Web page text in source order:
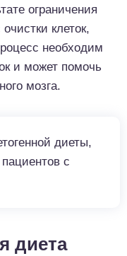
ограничения
клеток,
необходим
и может помочь
мозга.
диеты,
с
диета